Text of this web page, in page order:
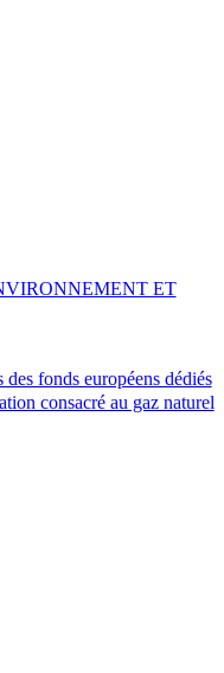
des fonds européens dédiés
consacré au gaz naturel
ET